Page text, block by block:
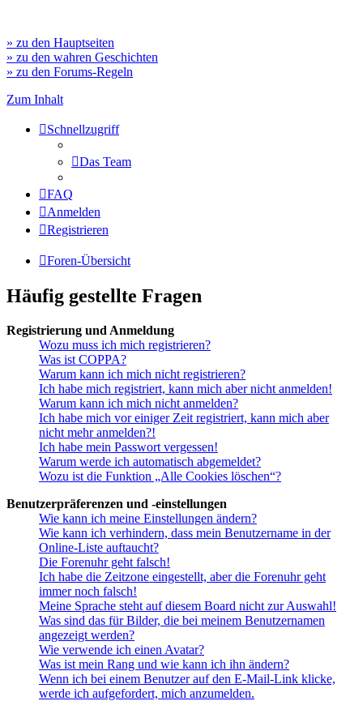
» zu den Hauptseiten
» zu den wahren Geschichten
» zu den Forums-Regeln
Zum Inhalt
Schnellzugriff
Das Team
FAQ
Anmelden
Registrieren
Foren-Übersicht
Häufig gestellte Fragen
Registrierung und Anmeldung
Wozu muss ich mich registrieren?
Was ist COPPA?
Warum kann ich mich nicht registrieren?
Ich habe mich registriert, kann mich aber nicht anmelden!
Warum kann ich mich nicht anmelden?
Ich habe mich vor einiger Zeit registriert, kann mich aber
nicht mehr anmelden?!
Ich habe mein Passwort vergessen!
Warum werde ich automatisch abgemeldet?
Wozu ist die Funktion „Alle Cookies löschen“?
Benutzerpräferenzen und -einstellungen
Wie kann ich meine Einstellungen ändern?
Wie kann ich verhindern, dass mein Benutzername in der
Online-Liste auftaucht?
Die Forenuhr geht falsch!
Ich habe die Zeitzone eingestellt, aber die Forenuhr geht
immer noch falsch!
Meine Sprache steht auf diesem Board nicht zur Auswahl!
Was sind das für Bilder, die bei meinem Benutzernamen
angezeigt werden?
Wie verwende ich einen Avatar?
Was ist mein Rang und wie kann ich ihn ändern?
Wenn ich bei einem Benutzer auf den E-Mail-Link klicke,
werde ich aufgefordert, mich anzumelden.